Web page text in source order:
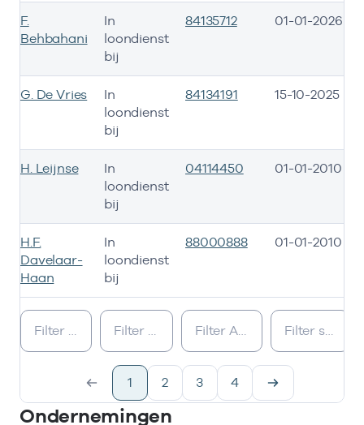
Bij deze onderneming werken de volgende zorgverleners
F.
Behbahani
In
loondienst
bij
84135712 01-01-2026
G. De Vries
In
loondienst
bij
84134191 15-10-2025
H. Leijnse
In
loondienst
bij
04114450 01-01-2010
H.F.
Davelaar-
Haan
In
loondienst
bij
88000888 01-01-2010
1 2 3 4
Ondernemingen